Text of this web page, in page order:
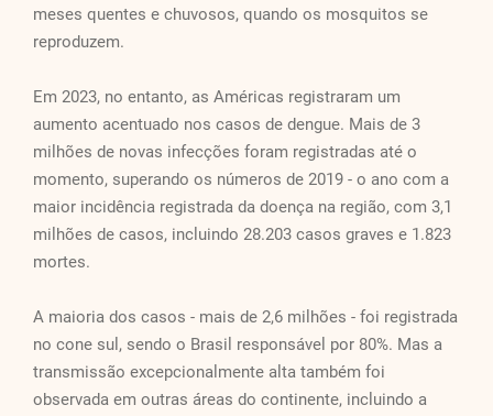
meses quentes e chuvosos, quando os mosquitos se
reproduzem.
Em 2023, no entanto, as Américas registraram um
aumento acentuado nos casos de dengue. Mais de 3
milhões de novas infecções foram registradas até o
momento, superando os números de 2019 - o ano com a
maior incidência registrada da doença na região, com 3,1
milhões de casos, incluindo 28.203 casos graves e 1.823
mortes.
A maioria dos casos - mais de 2,6 milhões - foi registrada
no cone sul, sendo o Brasil responsável por 80%. Mas a
transmissão excepcionalmente alta também foi
observada em outras áreas do continente, incluindo a